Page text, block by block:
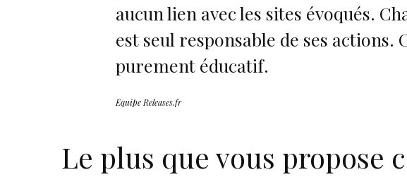
aucun lien avec les sites évoqués.
est seul responsable de ses actions.
purement éducatif.
Equipe Releases.fr
Le plus que vous propose